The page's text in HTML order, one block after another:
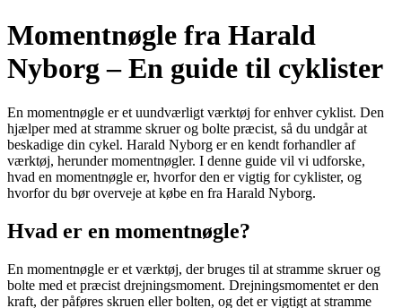
Momentnøgle fra Harald
Nyborg – En guide til cyklister
En momentnøgle er et uundværligt værktøj for enhver cyklist. Den
hjælper med at stramme skruer og bolte præcist, så du undgår at
beskadige din cykel. Harald Nyborg er en kendt forhandler af
værktøj, herunder momentnøgler. I denne guide vil vi udforske,
hvad en momentnøgle er, hvorfor den er vigtig for cyklister, og
hvorfor du bør overveje at købe en fra Harald Nyborg.
Hvad er en momentnøgle?
En momentnøgle er et værktøj, der bruges til at stramme skruer og
bolte med et præcist drejningsmoment. Drejningsmomentet er den
kraft, der påføres skruen eller bolten, og det er vigtigt at stramme